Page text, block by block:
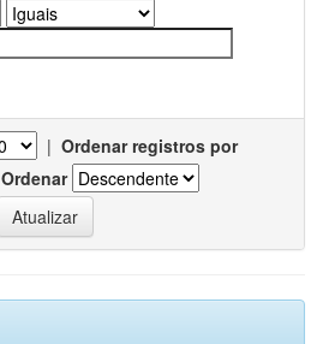
| Ordenar registros por
Ordenar